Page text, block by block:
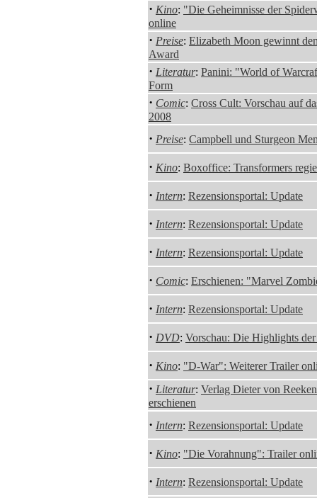
· Kino: "Die Geheimnisse der
online
· Preise: Elizabeth Moon gewinnt
Award
· Literatur: Panini: "World of
Form
· Comic: Cross Cult: Vorschau auf
2008
· Preise: Campbell und Sturgeon
· Kino: Boxoffice: Transformers
· Intern: Rezensionsportal: Update
· Intern: Rezensionsportal: Update
· Intern: Rezensionsportal: Update
· Comic: Erschienen: "Marvel
· Intern: Rezensionsportal: Update
· DVD: Vorschau: Die Highlights
· Kino: "D-War": Weiterer Trailer
· Literatur: Verlag Dieter von
erschienen
· Intern: Rezensionsportal: Update
· Kino: "Die Vorahnung": Trailer
· Intern: Rezensionsportal: Update